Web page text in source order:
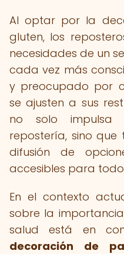
Al optar por la
gluten, los
necesidades de un
cada vez más
y preocupado por
se ajusten a sus
no solo impulsa
repostería, sino
difusión de
accesibles para
En el contexto
sobre la
salud está en
decoración de